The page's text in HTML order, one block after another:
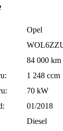
Opel
84 000 km
1 248 ccm
70 kW
01/2018
Diesel